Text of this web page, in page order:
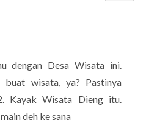
dengan Desa Wisata ini.
buat wisata, ya? Pastinya
Kayak Wisata Dieng itu.
deh ke sana